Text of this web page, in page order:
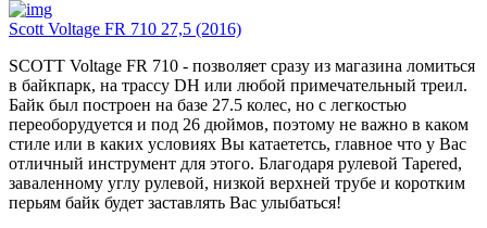
Scott Voltage FR 710 27,5 (2016)
SCOTT Voltage FR 710 - позволяет сразу из магазина ломиться
в байкпарк, на трассу DH или любой примечательный треил.
Байк был построен на базе 27.5 колес, но с легкостью
переоборудуется и под 26 дюймов, поэтому не важно в каком
стиле или в каких условиях Вы катаететсь, главное что у Вас
отличный инструмент для этого. Благодаря рулевой Tapered,
заваленному углу рулевой, низкой верхней трубе и коротким
перьям байк будет заставлять Вас улыбаться!